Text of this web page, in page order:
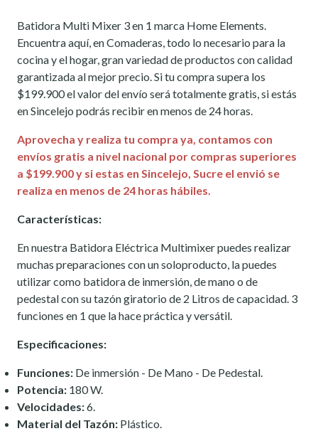
Batidora Multi Mixer 3 en 1 marca Home Elements.
Encuentra aquí, en Comaderas, todo lo necesario para la
cocina y el hogar, gran variedad de productos con calidad
garantizada al mejor precio. Si tu compra supera los
$199.900 el valor del envío será totalmente gratis, si estás
en Sincelejo podrás recibir en menos de 24 horas.
Aprovecha y realiza tu compra ya, contamos con
envíos gratis a nivel nacional por compras superiores
a $199.900 y si estas en Sincelejo, Sucre el envió se
realiza en menos de 24 horas hábiles.
Características:
En nuestra Batidora Eléctrica Multimixer puedes realizar
muchas preparaciones con un soloproducto, la puedes
utilizar como batidora de inmersión, de mano o de
pedestal con su tazón giratorio de 2 Litros de capacidad. 3
funciones en 1 que la hace práctica y versátil.
Especificaciones:
Funciones: De inmersión - De Mano - De Pedestal.
Potencia: 180 W.
Velocidades:6.
Material del Tazón: Plástico.